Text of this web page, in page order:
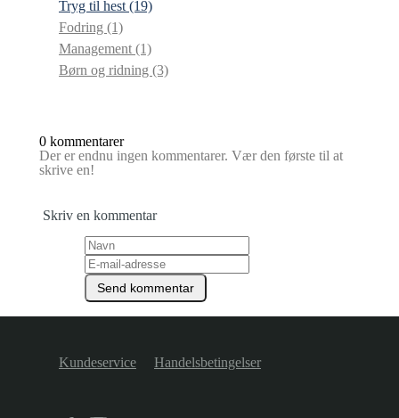
Tryg til hest (19)
Fodring (1)
Management (1)
Børn og ridning (3)
0 kommentarer
Der er endnu ingen kommentarer. Vær den første til at
skrive en!
Skriv en kommentar
Kundeservice Handelsbetingelser